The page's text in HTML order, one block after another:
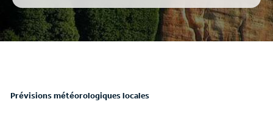
Prévisions météorologiques locales